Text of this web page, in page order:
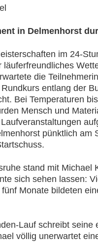
in Delmenhorst
im 24-
läuferfreundliches
die
entlang der
Bei Temperaturen
Mensch und
pünktlich am
stand mit Michael
sich sehen lassen:
Monate bildeten
Lauf schreibt
völlig unerwartet